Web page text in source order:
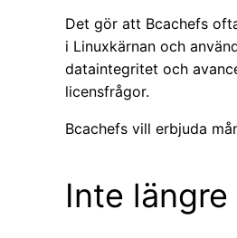
Det gör att Bcachefs
i Linuxkärnan och
dataintegritet och
licensfrågor.
Bcachefs vill erbjuda
Inte